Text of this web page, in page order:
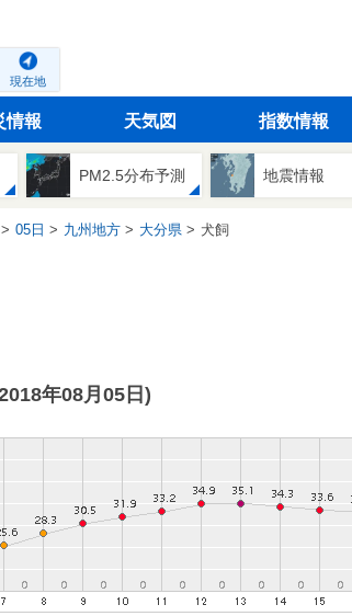
現在地
情報 天気図 指数情報
PM2.5分布予測 地震情報
05日 九州地方 大分県 犬飼
年08月05日)